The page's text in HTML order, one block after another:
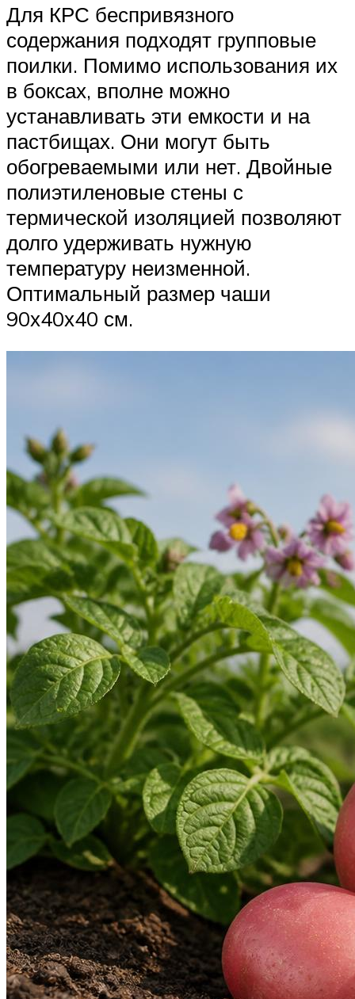
Для КРС беспривязного
содержания подходят групповые
поилки. Помимо использования их
в боксах, вполне можно
устанавливать эти емкости и на
пастбищах. Они могут быть
обогреваемыми или нет. Двойные
полиэтиленовые стены с
термической изоляцией позволяют
долго удерживать нужную
температуру неизменной.
Оптимальный размер чаши
90х40х40 см.